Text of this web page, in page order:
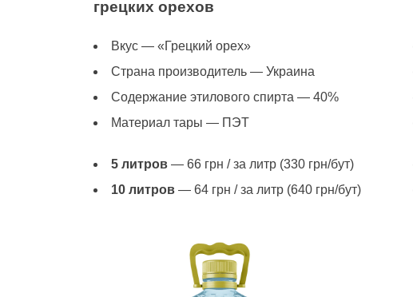
грецких орехов
Вкус — «Грецкий орех»
Страна производитель — Украина
Содержание этилового спирта — 40%
Материал тары — ПЭТ
5 литров — 66 грн / за литр (330 грн/бут)
10 литров — 64 грн / за литр (640 грн/бут)